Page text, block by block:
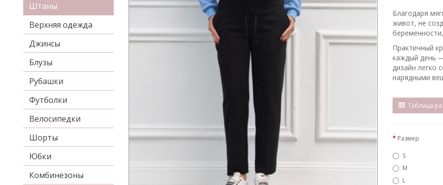
Штаны
Верхняя одежда
Джинсы
Блузы
Рубашки
Футболки
Велосипедки
Шорты
Юбки
Комбинезоны
Благодаря
живот, не
Практичный
каждый день
дизайн легко
нарядными
Таблица
Размер
S
M
L